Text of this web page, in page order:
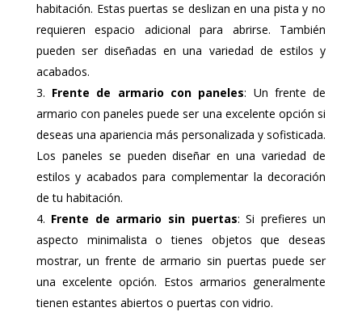
habitación. Estas puertas se deslizan en una pista y no
requieren espacio adicional para abrirse. También
pueden ser diseñadas en una variedad de estilos y
acabados.
Frente de armario con paneles: Un frente de
armario con paneles puede ser una excelente opción si
deseas una apariencia más personalizada y sofisticada.
Los paneles se pueden diseñar en una variedad de
estilos y acabados para complementar la decoración
de tu habitación.
Frente de armario sin puertas: Si prefieres un
aspecto minimalista o tienes objetos que deseas
mostrar, un frente de armario sin puertas puede ser
una excelente opción. Estos armarios generalmente
tienen estantes abiertos o puertas con vidrio.